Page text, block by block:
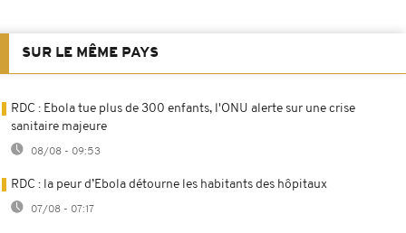
SUR LE MÊME PAYS
RDC : Ebola tue plus de 300 enfants, l'ONU alerte sur une crise
sanitaire majeure
08/08 - 09:53
RDC : la peur d’Ebola détourne les habitants des hôpitaux
07/08 - 07:17